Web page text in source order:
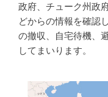
政府、チューク州政
どからの情報を確認
の撤収、自宅待機、
してまいります。